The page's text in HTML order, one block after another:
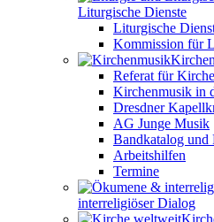
Liturgische Dienste
Liturgische
Kommission für
Referat für
Kirchenmusik in
Dresdner
AG Junge Musik
Bandkatalog und
Arbeitshilfen
Termine
interreligiöser Dialog